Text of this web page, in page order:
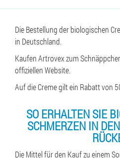
Die Bestellung der biologischen
in Deutschland.
Kaufen Artrovex zum
offiziellen Website.
Auf die Creme gilt ein Rabatt von
SO ERHALTEN SIE
SCHMERZEN IN
Die Mittel für den Kauf zu einem